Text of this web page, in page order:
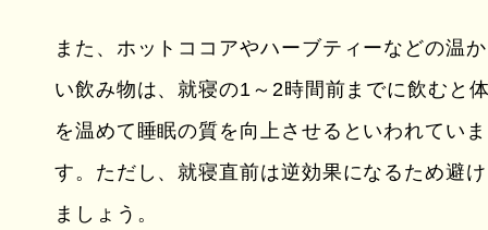
また、ホットココアやハーブティーなどの温か
い飲み物は、就寝の1～2時間前までに飲むと
を温めて睡眠の質を向上させるといわれていま
す。ただし、就寝直前は逆効果になるため避け
ましょう。